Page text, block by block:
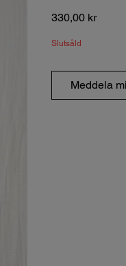
330,00 krPris
Slutsåld
Meddela